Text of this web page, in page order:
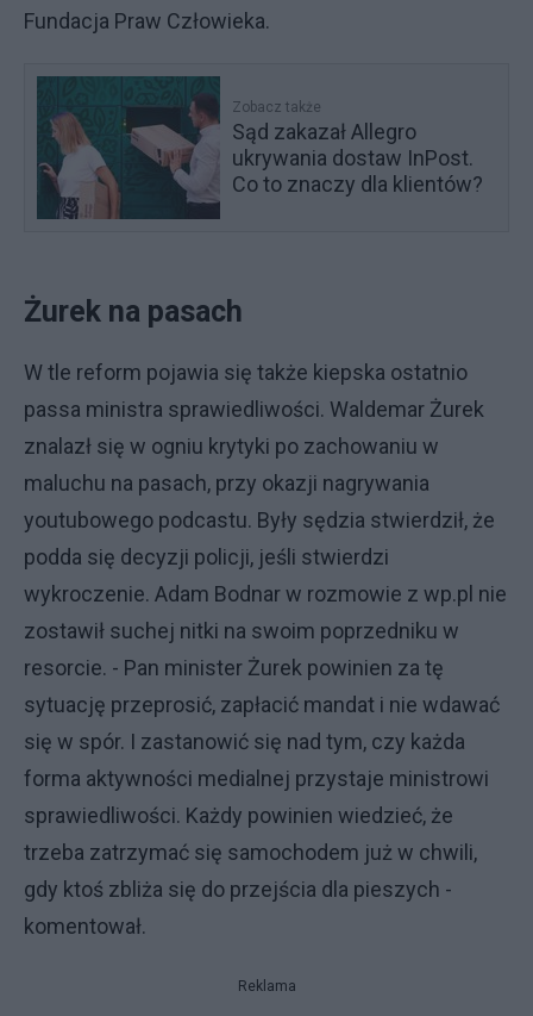
Fundacja Praw Człowieka.
Zobacz także
Sąd zakazał Allegro
ukrywania dostaw InPost.
Co to znaczy dla klientów?
Żurek na pasach
W tle reform pojawia się także kiepska ostatnio
passa ministra sprawiedliwości. Waldemar Żurek
znalazł się w ogniu krytyki po zachowaniu w
maluchu na pasach, przy okazji nagrywania
youtubowego podcastu. Były sędzia stwierdził, że
podda się decyzji policji, jeśli stwierdzi
wykroczenie. Adam Bodnar w rozmowie z wp.pl nie
zostawił suchej nitki na swoim poprzedniku w
resorcie. - Pan minister Żurek powinien za tę
sytuację przeprosić, zapłacić mandat i nie wdawać
się w spór. I zastanowić się nad tym, czy każda
forma aktywności medialnej przystaje ministrowi
sprawiedliwości. Każdy powinien wiedzieć, że
trzeba zatrzymać się samochodem już w chwili,
gdy ktoś zbliża się do przejścia dla pieszych -
komentował.
Reklama